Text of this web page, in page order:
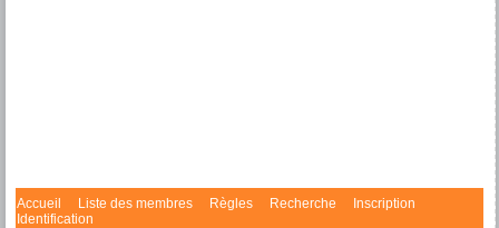
Accueil Liste des membres Règles Recherche
Inscription
Identification